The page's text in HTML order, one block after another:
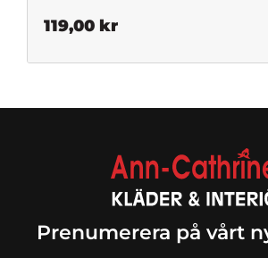
119,00 kr
Prenumerera på vårt